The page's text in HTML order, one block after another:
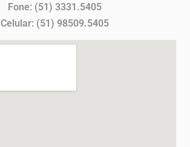
Fone: (51) 3331.5405
Celular: (51) 98509.5405